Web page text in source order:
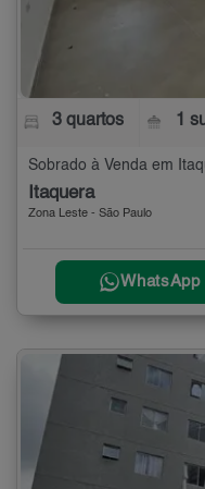
3 quartos 1
Sobrado à Venda em
Itaquera
Zona Leste - São Paulo
WhatsApp